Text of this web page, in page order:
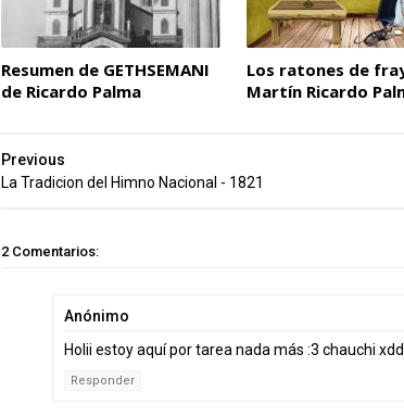
Resumen de GETHSEMANI
de Ricardo Palma
Los ratones de
Martín Ricardo
Previous
La Tradicion del Himno Nacional - 1821
2 Comentarios:
Anónimo
Holii estoy aquí por tarea nada más :3 chauchi
Responder